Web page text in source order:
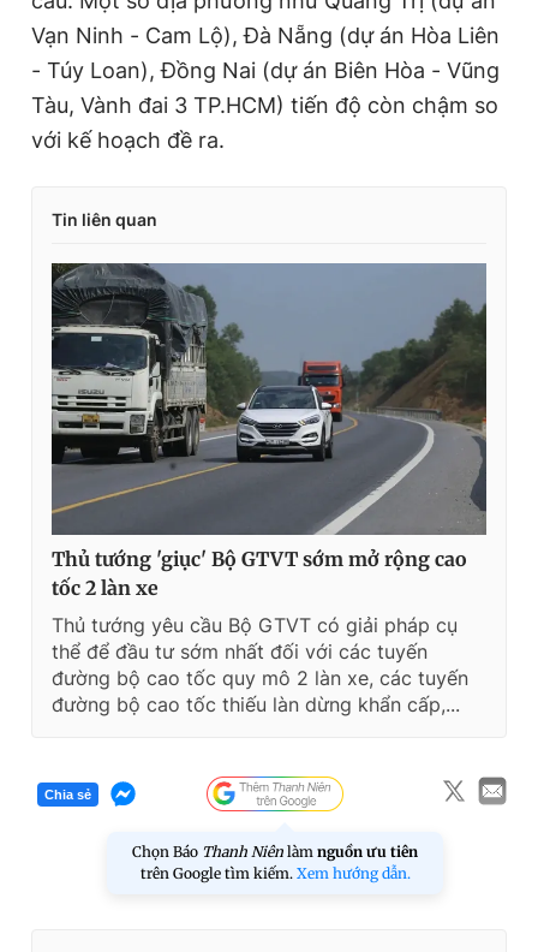
Vạn Ninh - Cam Lộ), Đà Nẵng (dự án Hòa Liên
- Túy Loan), Đồng Nai (dự án Biên Hòa - Vũng
Tàu, Vành đai 3 TP.HCM) tiến độ còn chậm so
với kế hoạch đề ra.
Tin liên quan
Thủ tướng 'giục' Bộ GTVT sớm mở rộng cao
tốc 2 làn xe
Thủ tướng yêu cầu Bộ GTVT có giải pháp cụ
thể để đầu tư sớm nhất đối với các tuyến
đường bộ cao tốc quy mô 2 làn xe, các tuyến
đường bộ cao tốc thiếu làn dừng khẩn cấp,...
Chia sẻ
Chọn Báo Thanh Niên làm nguồn ưu tiên
trên Google tìm kiếm. Xem hướng dẫn.